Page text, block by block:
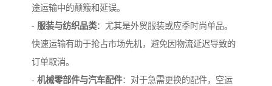
途运输中的颠簸和延误。
- 服装与纺织品类：尤其是外贸服装或应季时尚单品。
快速运输有助于抢占市场先机，避免因物流延迟导致的
订单取消。
- 机械零部件与汽车配件：对于急需更换的配件，空运